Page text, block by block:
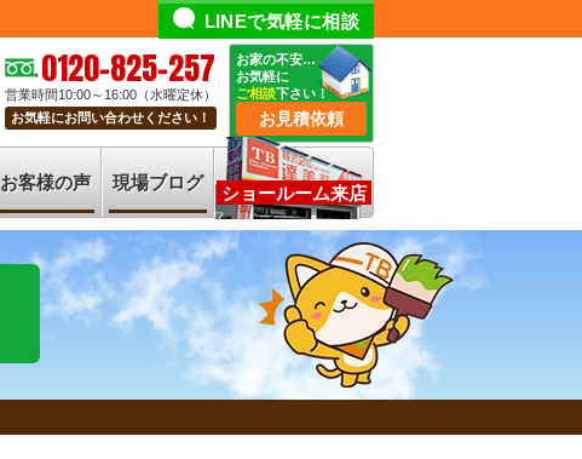
LINEで気軽に相談
0120-825-257
営業時間10:00～16:00（水曜定休）
お気軽にお問い合わせください！
お家の不安…
お気軽に
ご相談下さい！
お見積依頼
お客様の声 現場ブログ
ショールーム来店